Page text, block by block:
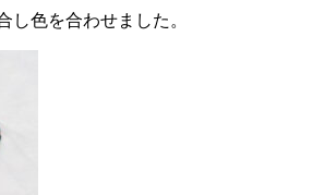
色を合わせました。